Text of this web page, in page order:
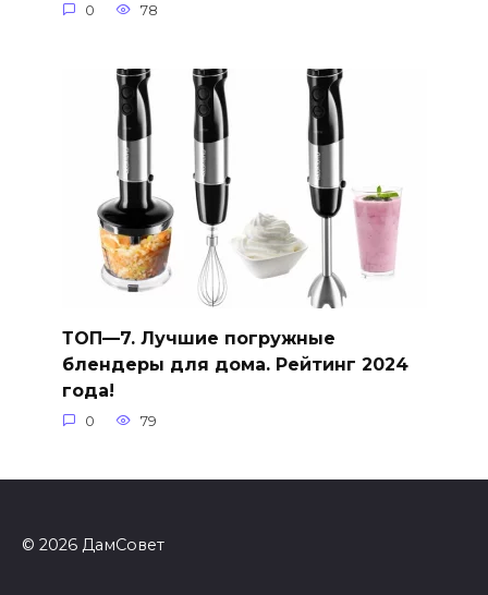
0 78
ТОП—7. Лучшие погружные
блендеры для дома. Рейтинг 2024
года!
0 79
© 2026 ДамСовет